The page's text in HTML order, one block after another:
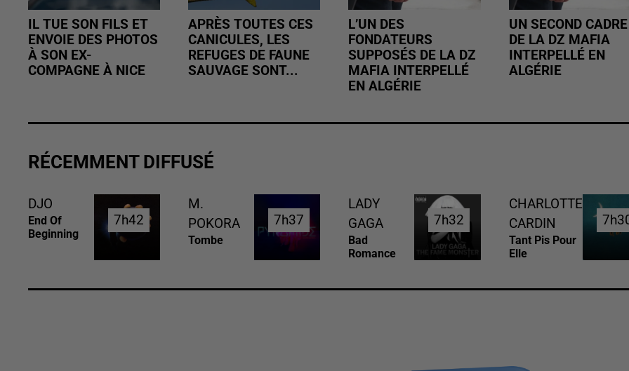
IL TUE SON FILS ET
ENVOIE DES PHOTOS
À SON EX-
COMPAGNE À NICE
APRÈS TOUTES CES
CANICULES, LES
REFUGES DE FAUNE
SAUVAGE SONT...
L’UN DES
FONDATEURS
SUPPOSÉS DE LA DZ
MAFIA INTERPELLÉ
EN ALGÉRIE
UN SECOND CADRE
DE LA DZ MAFIA
INTERPELLÉ EN
ALGÉRIE
RÉCEMMENT DIFFUSÉ
DJO
End Of
Beginning
7h42
7h42
M.
POKORA
Tombe
7h37
7h37
LADY
GAGA
Bad
Romance
7h32
7h32
CHARLOTTE
CARDIN
Tant Pis Pour
Elle